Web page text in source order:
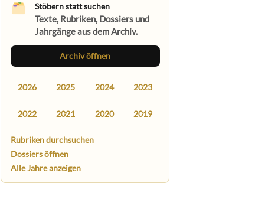
Stöbern statt suchen
Texte, Rubriken, Dossiers und
Jahrgänge aus dem Archiv.
Archiv öffnen
2026 2025 2024 2023
2022 2021 2020 2019
Rubriken durchsuchen
Dossiers öffnen
Alle Jahre anzeigen